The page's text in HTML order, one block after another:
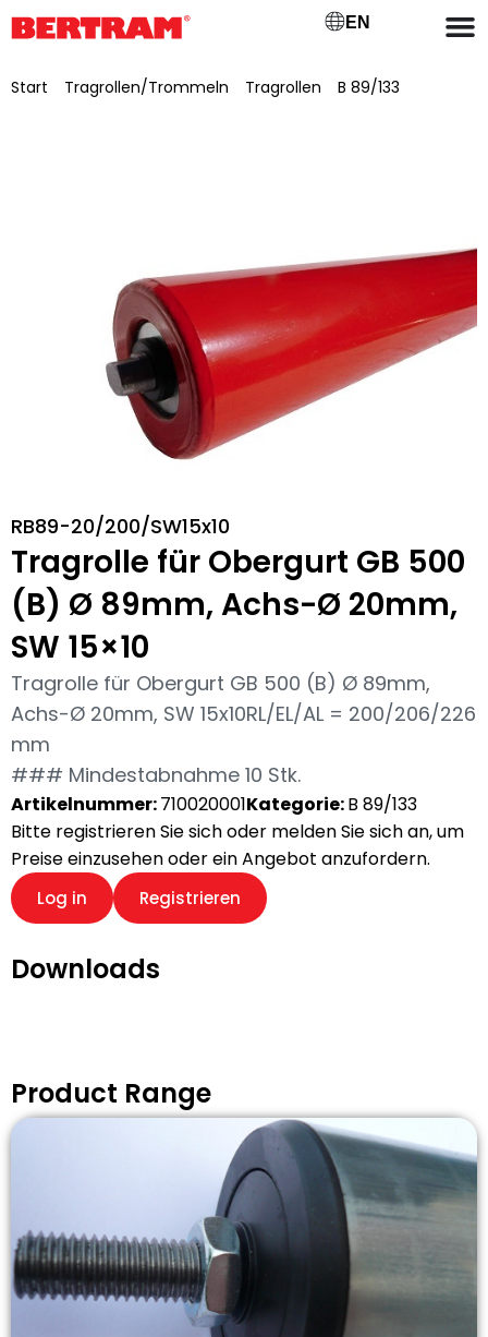
EN
Start Tragrollen/Trommeln Tragrollen
B 89/133
RB89-20/200/SW15x10
Tragrolle für Obergurt GB 500
(B) Ø 89mm, Achs-Ø 20mm,
SW 15×10
Tragrolle für Obergurt GB 500 (B) Ø 89mm,
Achs-Ø 20mm, SW 15x10RL/EL/AL = 200/206/226
mm
### Mindestabnahme 10 Stk.
Artikelnummer:710020001Kategorie:B 89/133
Bitte registrieren Sie sich oder melden Sie sich an, um
Preise einzusehen oder ein Angebot anzufordern.
Log in Registrieren
Downloads
Product Range